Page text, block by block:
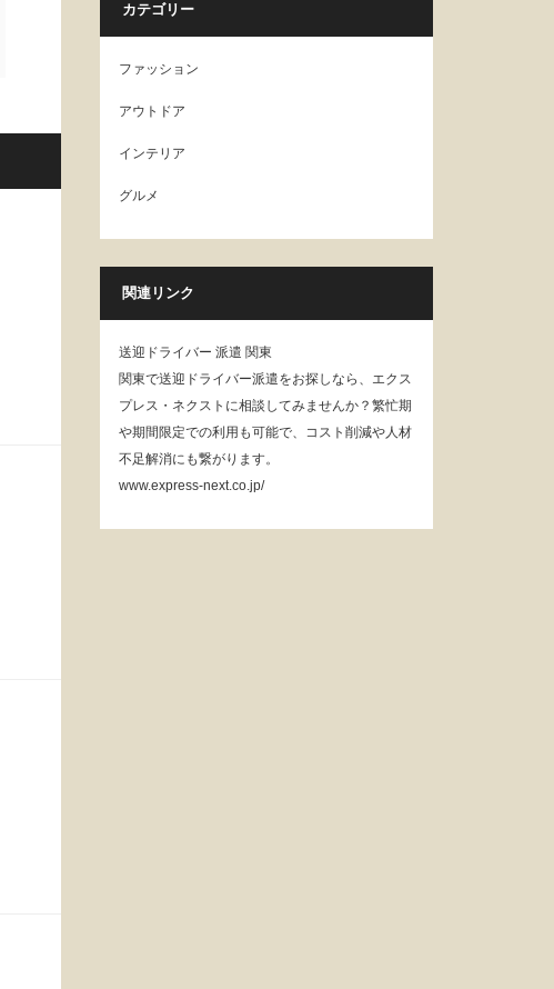
カテゴリー
ファッション
アウトドア
インテリア
グルメ
関連リンク
送迎ドライバー 派遣 関東
関東で送迎ドライバー派遣をお探しなら、エクス
プレス・ネクストに相談してみませんか？繁忙期
や期間限定での利用も可能で、コスト削減や人材
不足解消にも繋がります。
www.express-next.co.jp/